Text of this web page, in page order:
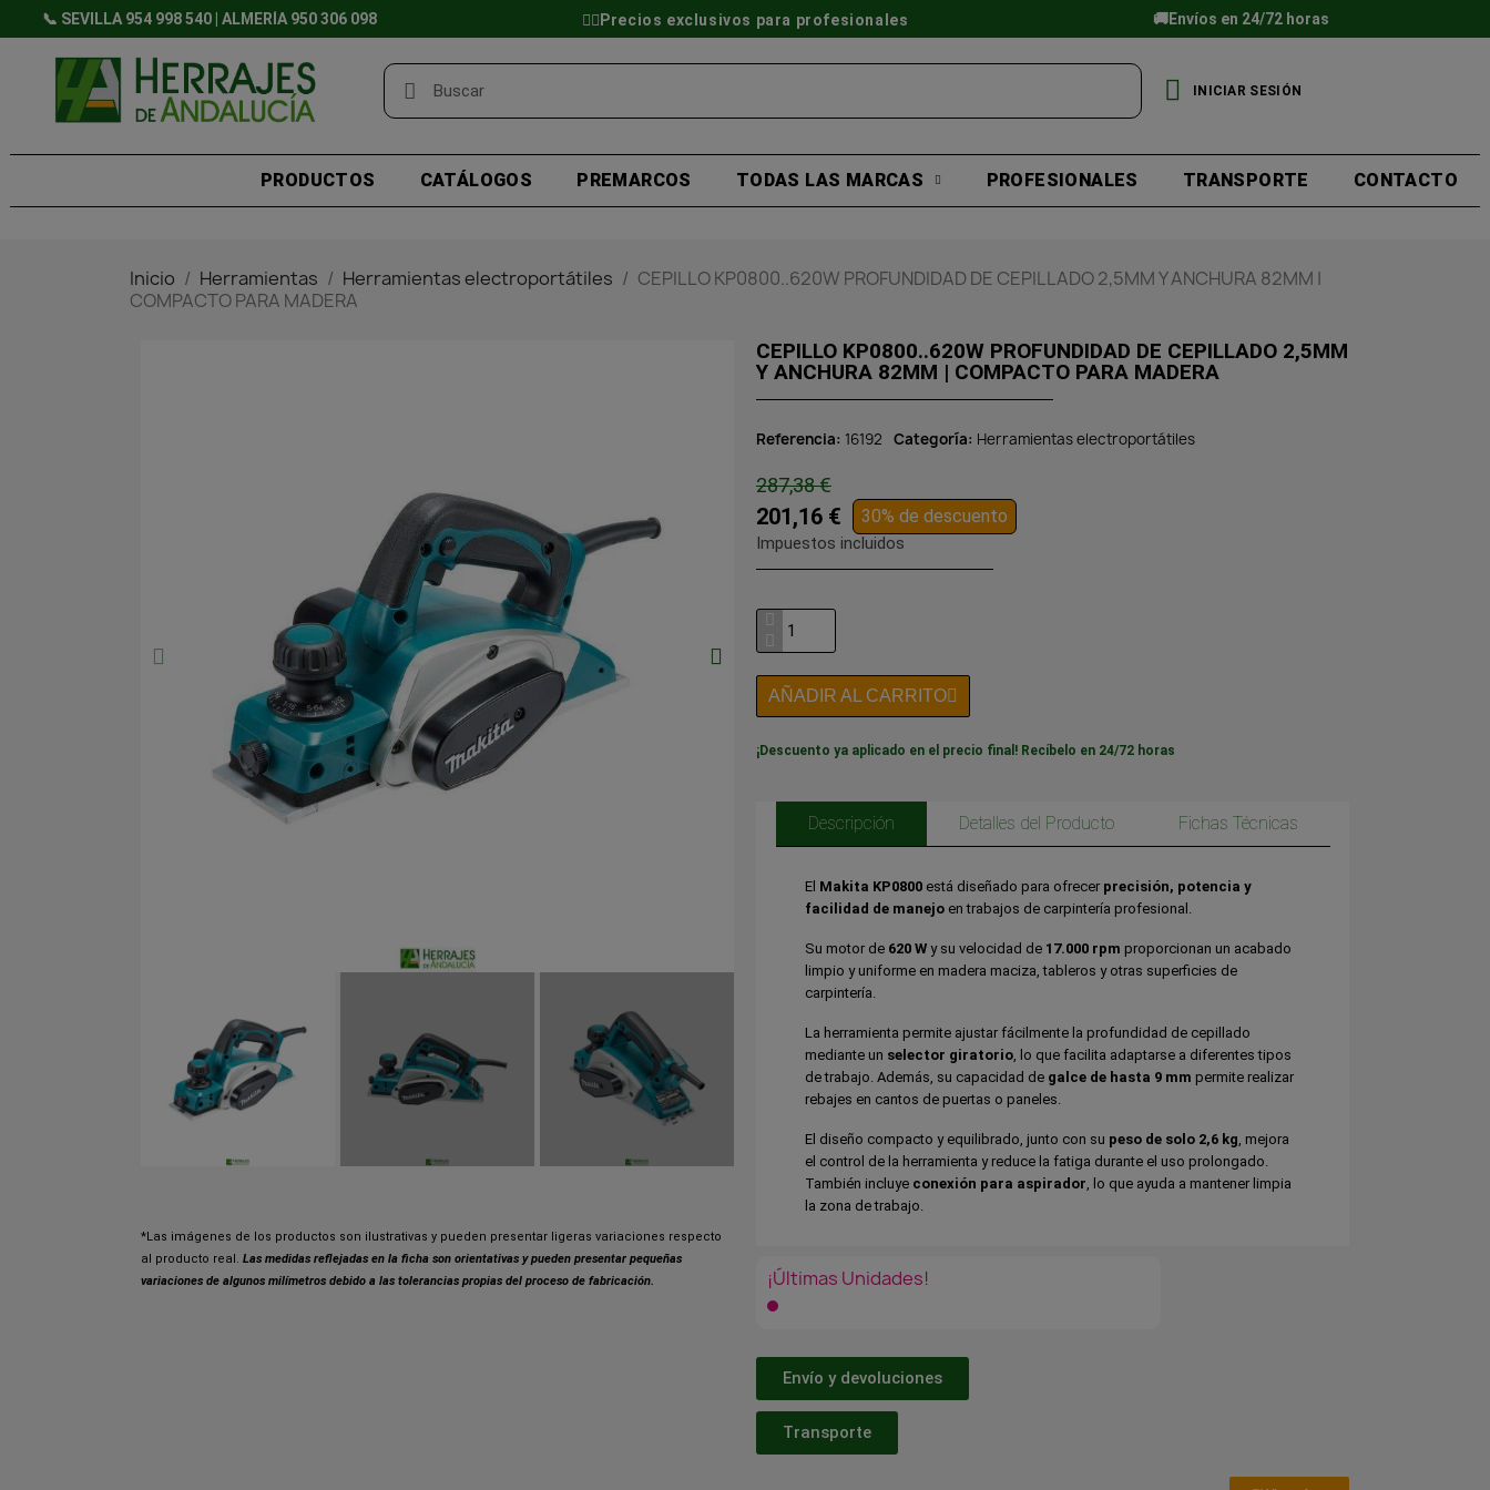
📞 SEVILLA 954 998 540 | ALMERÍA 950 306 098 👷‍♂️Precios exclusivos para profesionales 🚚Envíos en 24/72 horas
INICIAR SESIÓN
PRODUCTOS CATÁLOGOS PREMARCOS TODAS LAS MARCAS PROFESIONALES TRANSPORTE CONTACTO
Inicio Herramientas Herramientas electroportátiles
CEPILLO KP0800..620W PROFUNDIDAD DE CEPILLADO 2,5MM Y ANCHURA 82MM |
COMPACTO PARA MADERA
*Las imágenes de los productos son ilustrativas y pueden presentar ligeras variaciones respecto
al producto real. Las medidas reflejadas en la ficha son orientativas y pueden presentar pequeñas
variaciones de algunos milímetros debido a las tolerancias propias del proceso de fabricación.
CEPILLO KP0800..620W PROFUNDIDAD DE CEPILLADO 2,5MM
Y ANCHURA 82MM | COMPACTO PARA MADERA
Referencia 16192 Categoría Herramientas electroportátiles
287,38 €
201,16 € 30% de descuento
Impuestos incluidos
AÑADIR AL CARRITO
¡Descuento ya aplicado en el precio final! Recíbelo en 24/72 horas
Descripción Detalles del Producto Fichas Técnicas
El Makita KP0800está diseñado para ofrecer precisión, potencia y
facilidad de manejoen trabajos de carpintería profesional.
Su motor de 620 Wy su velocidad de 17.000 rpm proporcionan un acabado
limpio y uniforme en madera maciza, tableros y otras superficies de
carpintería.
La herramienta permite ajustar fácilmente la profundidad de cepillado
mediante un selector giratorio, lo que facilita adaptarse a diferentes tipos
de trabajo. Además, su capacidad de galce de hasta 9 mm permite realizar
rebajes en cantos de puertas o paneles.
El diseño compacto y equilibrado, junto con su peso de solo 2,6 kg, mejora
el control de la herramienta y reduce la fatiga durante el uso prolongado.
También incluye conexión para aspirador, lo que ayuda a mantener limpia
la zona de trabajo.
¡Últimas Unidades!
Envío y devoluciones
Transporte